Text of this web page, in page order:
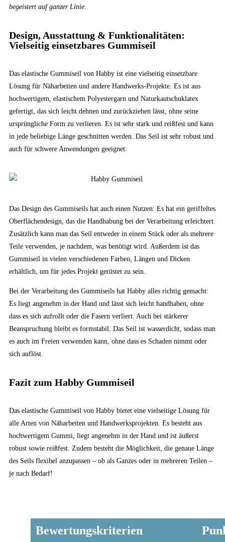
begeistert auf ganzer Linie.
Design, Ausstattung & Funktionalitäten:
Vielseitig einsetzbares Gummiseil
Das elastische Gummiseil von Habby ist eine vielseitig einsetzbare
Lösung für Näharbeiten und andere Handwerks-Projekte. Es ist aus
hochwertigem, elastischem Polyestergarn und Naturkautschuklatex
gefertigt, das sich leicht dehnen und zurückziehen lässt, ohne seine
ursprüngliche Form zu verlieren. Es ist sehr stark und reißfest und kann
in jede beliebige Länge geschnitten werden. Das Seil ist sehr robust und
auch für schwere Anwendungen geeignet.
Das Design des Gummiseils hat auch einen Nutzen: Es hat ein geriffeltes
Oberflächendesign, das die Handhabung bei der Verarbeitung erleichtert.
Zusätzlich kann man das Seil entweder in einem Stück oder als mehrere
Teile verwenden, je nachdem, was benötigt wird. Außerdem ist das
Gummiseil in vielen verschiedenen Farben, Längen und Dicken
erhältlich, um für jedes Projekt gerüstet zu sein.
Bei der Verarbeitung des Gummiseils hat Habby alles richtig gemacht:
Es liegt angenehm in der Hand und lässt sich leicht handhaben, ohne
dass es sich aufrollt oder die Fasern verliert. Auch bei stärkerer
Beanspruchung bleibt es formstabil. Das Seil ist wasserdicht, sodass man
es auch im Freien verwenden kann, ohne dass es Schaden nimmt oder
sich auflöst.
Fazit zum Habby Gummiseil
Das elastische Gummiseil von Habby bietet eine vielseitige Lösung für
alle Arten von Näharbeiten und Handwerksprojekten. Es besteht aus
hochwertigem Gummi, liegt angenehm in der Hand und ist äußerst
robust sowie reißfest. Zudem besteht die Möglichkeit, die genaue Länge
des Seils flexibel anzupassen – ob als Ganzes oder in mehreren Teilen –
je nach Bedarf!
Bewertungskriterien